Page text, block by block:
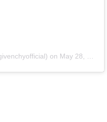
on May 28, 2018 at 9:00am PDT